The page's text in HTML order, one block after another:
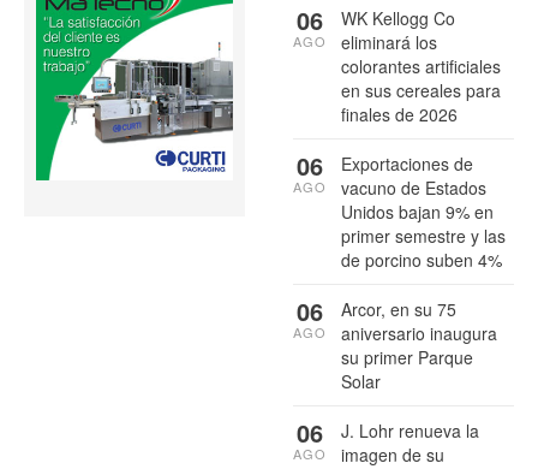
WK Kellogg Co
eliminará los
colorantes artificiales
en sus cereales para
finales de 2026
06
AGO
Exportaciones de
vacuno de Estados
Unidos bajan 9% en
primer semestre y las
de porcino suben 4%
06
AGO
Arcor, en su 75
aniversario inaugura
su primer Parque
Solar
06
AGO
J. Lohr renueva la
imagen de su
06
AGO